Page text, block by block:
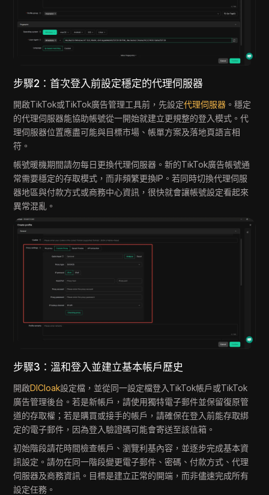
步驟2：首次登入前設定穩定的代理伺服器
開啟TikTok或TikTok廣告管理工具前，先設定代理伺服器 。穩定
的代理伺服器能協助帳號從一開始就建立更規整的登入模式。代
理伺服器位置應盡可能與目標市場、帳單方案及落地頁語言相
符。
帳號暖機期間請勿每日更換代理伺服器。新的TikTok廣告帳號通
常需要穩定的存取模式，而非頻繁更換IP。若同時切換代理伺服
器地區與付款方式或商務中心資訊，很快就會讓帳號設定看起來
異常混亂。
步驟3：溫和登入並建立基本帳戶歷史
開啟DICloak設定檔，並從同一設定檔登入TikTok帳戶或TikTok
廣告管理後台。若是新帳戶，請使用獨特電子郵件並保留復原管
道的存取權；若是購買或接手的帳戶，請確保在登入前能存取綁
定的電子郵件，因為登入驗證碼可能會寄送至該信箱。
初始階段請花時間檢查帳戶、瀏覽利基內容，並逐步完成基本資
訊設定。請勿在同一階段變更電子郵件、密碼、付款方式、代理
伺服器及商務資訊。目標是建立正常的開端，而非儘速完成所有
設定任務。